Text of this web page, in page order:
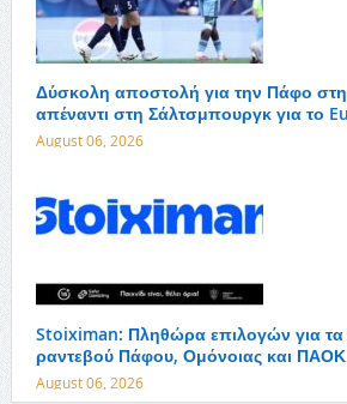
Δύσκολη αποστολή για την Πάφο
απέναντι στη Σάλτσμπουργκ για το
August 06, 2026
Stoiximan: Πληθώρα επιλογών για
ραντεβού Πάφου, Ομόνοιας και ΠΑΟΚ
August 06, 2026